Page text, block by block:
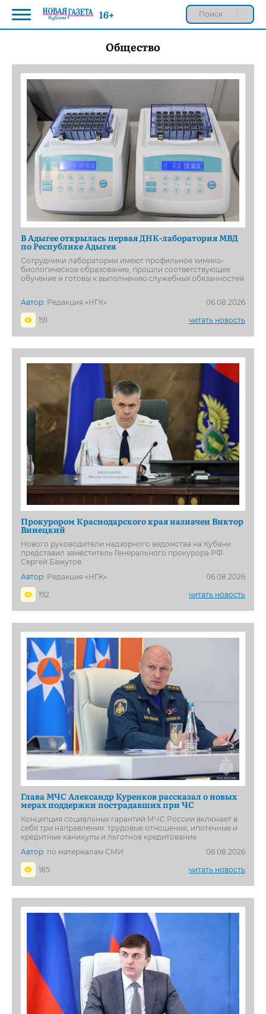
Общество
В Адыгее открылась первая ДНК-лаборатория МВД
по Республике Адыгея
Сотрудники лаборатории имеют профильное химико-
биологическое образование, прошли соответствующее
обучение и готовы к выполнению служебных обязанностей
Автор: Редакция «НГК»
06.08.2026
191
читать новость
Прокурором Краснодарского края назначен Виктор
Винецкий
Нового руководители надзорного ведомства на Кубани
представил заместитель Генерального прокурора РФ
Сергей Бажутов
Автор: Редакция «НГК»
06.08.2026
192
читать новость
Глава МЧС Александр Куренков рассказал о новых
мерах поддержки пострадавших при ЧС
Концепция социальных гарантий МЧС России включает в
себя три направления: трудовые отношения, ипотечные и
кредитные каникулы и льготное кредитование
Автор: по материалам СМИ
06.08.2026
185
читать новость
16+